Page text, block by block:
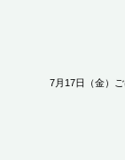
7月17日（金）